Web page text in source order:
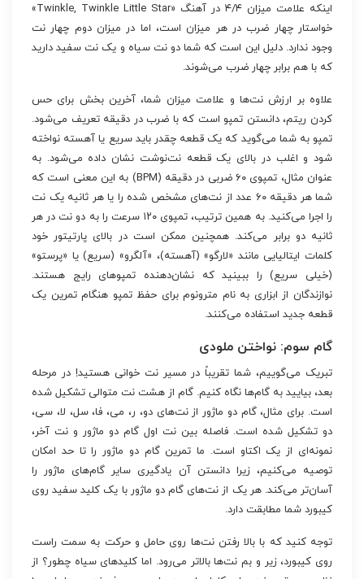
اینکه علامت میزان ۴/۴ در آهنگ «Twinkle, Twinkle Little Star»
خواستار چهار ضرب در هر میزان است، اما در میزان دوم چهار نت
وجود ندارد. دلیل این است که شما دو نت سیاه و یک نت سفید دارید
که با هم برابر چهار ضرب می‌شوند.
علاوه بر ارزش نت‌ها و علامت میزان شما، آخرین بخش برای حس
کردن ریتم، دانستن تمپو است که با ضرب در دقیقه تعریف می‌شود.
تمپو به شما می‌گوید که یک قطعه چقدر باید سریع یا آهسته نواخته
شود و اغلب در بالای یک قطعه نت‌نوشت نشان داده می‌شود. به
عنوان مثال، تمپوی ۶۰ ضربی در دقیقه (BPM) به این معنی است که
شما هر دقیقه ۶۰ عدد از نت‌های مشخص شده را یا هر ثانیه یک نت
را اجرا می‌کنید. به همین ترتیب، تمپوی ۱۲۰ سرعت را به دو نت در هر
ثانیه دو برابر می‌کند. همچنین ممکن است در بالای پارتیتور خود
کلمات ایتالیایی مانند «لارگو» (آهسته)، «آلگرو» (سریع) یا «پرستو»
(خیلی سریع) را ببینید که نشان‌دهنده تمپوهای رایج هستند.
نوازندگان از ابزاری به نام مترونوم برای حفظ تمپو هنگام تمرین یک
قطعه جدید استفاده می‌کنند.
گام سوم: نواختن ملودی
تبریک می‌گوییم، شما تقریباً در مسیر نت خوانی هستید! در مرحله
بعد، بیایید به گام‌ها نگاه کنیم. گام از هشت نت متوالی تشکیل شده
است. برای مثال، گام دو ماژور از نت‌های دو، ر، می، فا، سل، لا، سی،
دو تشکیل شده است. فاصله بین نت اول گام دو ماژور و نت آخر،
نمونه‌ای از یک اکتاو است. ما تمرین گام دو ماژور را تا حد امکان
توصیه می‌کنیم، زیرا دانستن آن یادگیری سایر گام‌های ماژور را
آسان‌تر می‌کند. هر یک از نت‌های گام دو ماژور با یک کلید سفید روی
کیبورد شما مطابقت دارد.
توجه کنید که با بالا رفتن نت‌ها روی حامل و حرکت به سمت راست
روی کیبورد، زیر و بم نت‌ها بالاتر می‌رود. اما کلیدهای سیاه چطور؟ از